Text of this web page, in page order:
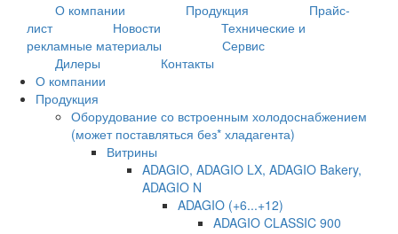
О компании Продукция
Прайс-
лист
Новости
Технические и
рекламные материалы
Сервис
Дилеры
Контакты
О компании
Продукция
Оборудование со встроенным холодоснабжением
(может поставляться без* хладагента)
Витрины
ADAGIO, ADAGIO LX, ADAGIO Bakery,
ADAGIO N
ADAGIO (+6...+12)
ADAGIO CLASSIC 900